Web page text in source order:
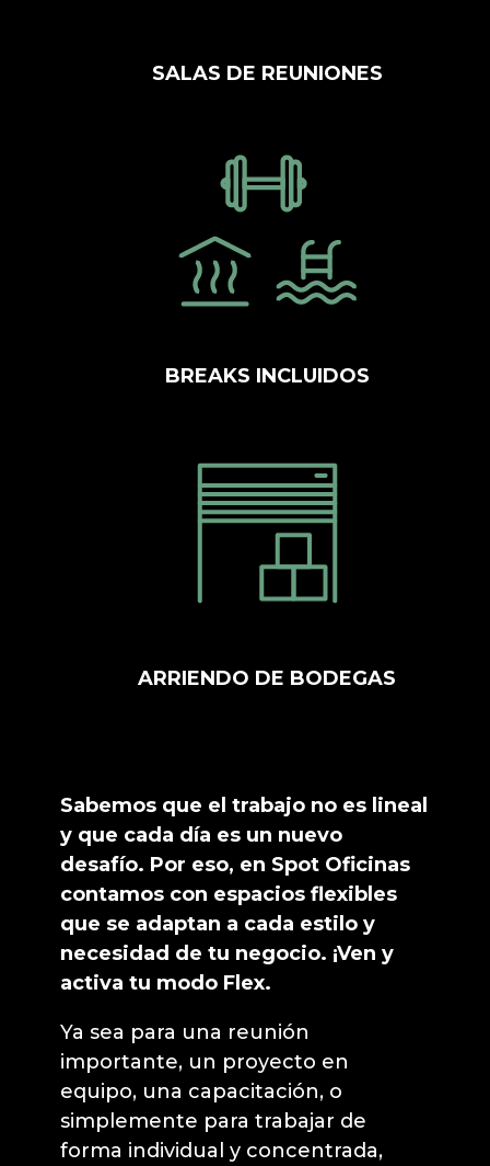
SALAS DE REUNIONES
BREAKS INCLUIDOS
ARRIENDO DE BODEGAS
Sabemos que el trabajo no es lineal
y que cada día es un nuevo
desafío. Por eso, en Spot Oficinas
contamos con espacios flexibles
que se adaptan a cada estilo y
necesidad de tu negocio. ¡Ven y
activa tu modo Flex.
Ya sea para una reunión
importante, un proyecto en
equipo, una capacitación, o
simplemente para trabajar de
forma individual y concentrada,